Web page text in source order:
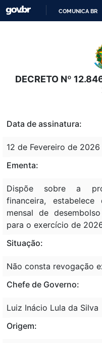
COMUNICA BR
DECRETO Nº
Data de assinatura:
12 de Fevereiro de 2026
Ementa:
Dispõe sobre a
financeira,
mensal de
para o exercício de
Situação:
Não consta revogação
Chefe de Governo:
Luiz Inácio Lula da Silva
Origem: